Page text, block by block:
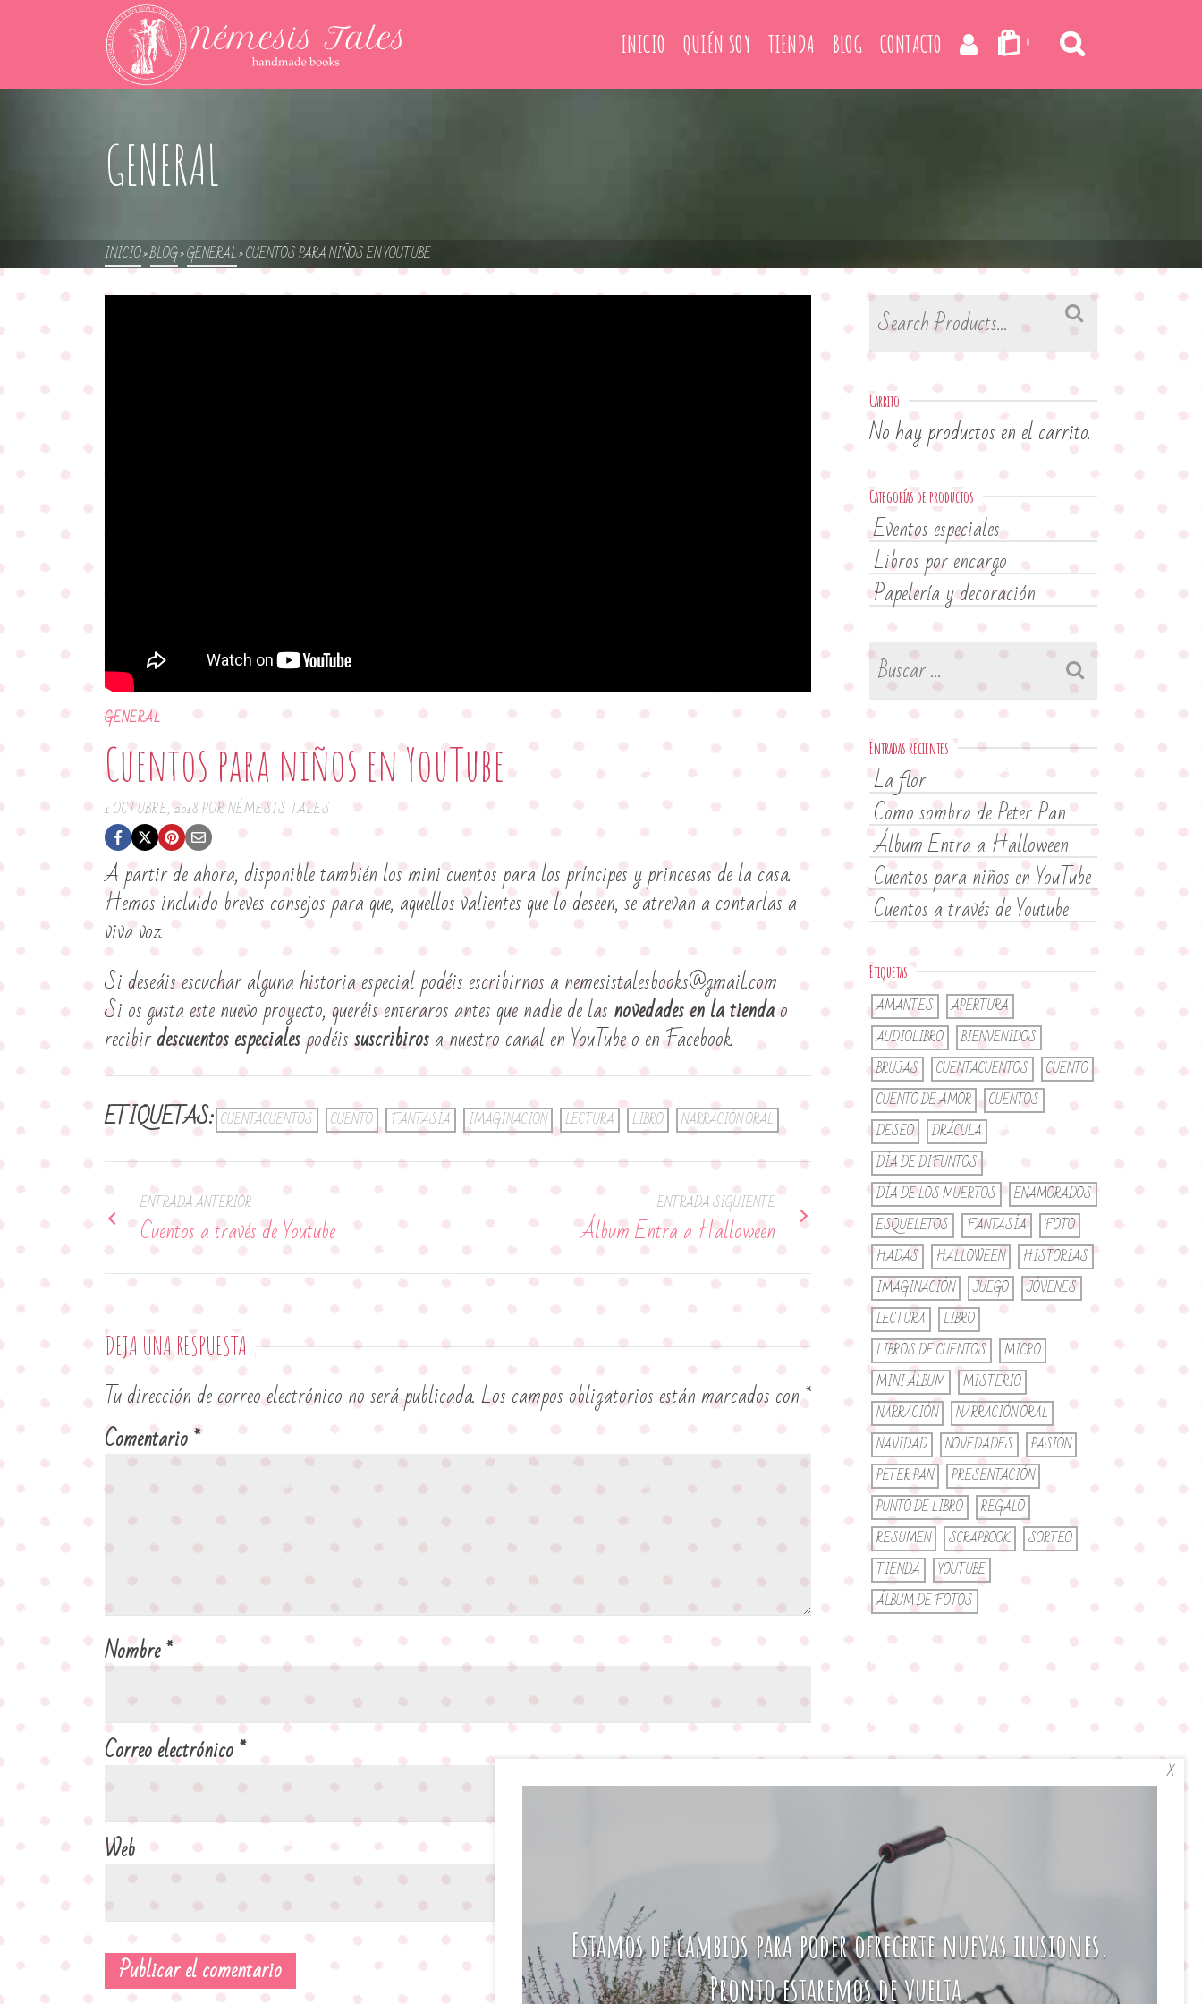
INICIO QUIÉN SOY TIENDA BLOG CONTACTO 0
GENERAL
INICIO»BLOG»GENERAL»CUENTOS PARA NIÑOS EN YOUTUBE
GENERAL
Cuentos para niños en YouTube
1 OCTUBRE, 2018 POR NÉMESIS TALES
A partir de ahora, disponible también los mini cuentos para los príncipes y princesas de la casa.
Hemos incluido breves consejos para que, aquellos valientes que lo deseen, se atrevan a contarlas a
viva voz.
Si deseáis escuchar alguna historia especial podéis escribirnos a nemesistalesbooks@gmail.com
Si os gusta este nuevo proyecto, queréis enteraros antes que nadie de lasnovedades en la tiendao
recibirdescuentos especialespodéissuscribirosa nuestro canal en YouTube o en Facebook.
ETIQUETAS: CUENTACUENTOS CUENTO FANTASÍA IMAGINACIÓN LECTURA LIBRO NARRACIÓN ORAL
ENTRADA ANTERIOR
Cuentos a través de Youtube
ENTRADA SIGUIENTE
Álbum Entra a Halloween
DEJA UNA RESPUESTA
Tu dirección de correo electrónico no será publicada.Los campos obligatorios están marcados con*
Comentario*
Nombre*
Correo electrónico*
Web
Buscar
por:
Carrito
No hay productos en el carrito.
Categorías de productos
Eventos especiales
Libros por encargo
Papelería y decoración
Buscar
por:
Entradas recientes
La flor
Como sombra de Peter Pan
Álbum Entra a Halloween
Cuentos para niños en YouTube
Cuentos a través de Youtube
Etiquetas
AMANTES
APERTURA
AUDIOLIBRO
BIENVENIDOS
BRUJAS
CUENTACUENTOS
CUENTO
CUENTO DE AMOR
CUENTOS
DESEO
DRÁCULA
DÍA DE DIFUNTOS
DÍA DE LOS MUERTOS
ENAMORADOS
ESQUELETOS
FANTASÍA
FOTO
HADAS
HALLOWEEN
HISTORIAS
IMAGINACIÓN
JUEGO
JÓVENES
LECTURA
LIBRO
LIBROS DE CUENTOS
MICRO
MINI ÁLBUM
MISTERIO
NARRACIÓN
NARRACIÓN ORAL
NAVIDAD
NOVEDADES
PASIÓN
PETER PAN
PRESENTACIÓN
PUNTO DE LIBRO
REGALO
RESUMEN
SCRAPBOOK
SORTEO
TIENDA
YOUTUBE
ÁLBUM DE FOTOS
X
Estamos de cambios para poder ofrecerte nuevas ilusiones.
Pronto estaremos de vuelta.